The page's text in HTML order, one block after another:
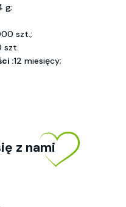
g;
szt.;
szt.
:12 miesięcy;
z nami